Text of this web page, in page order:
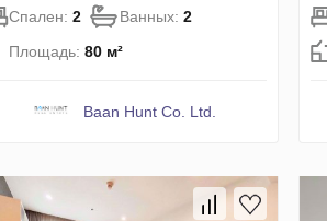
Спален: 2 Ванных: 2
Площадь: 80 м²
Baan Hunt Co. Ltd.